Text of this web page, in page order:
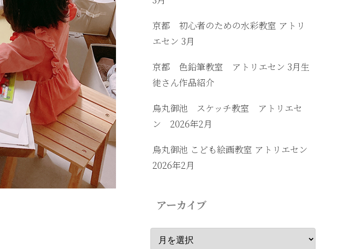
京都 初心者のための水彩教室 アトリ
エセン 3月
京都 色鉛筆教室 アトリエセン 3月生
徒さん作品紹介
烏丸御池 スケッチ教室 アトリエセ
ン 2026年2月
烏丸御池 こども絵画教室 アトリエセン
2026年2月
アーカイブ